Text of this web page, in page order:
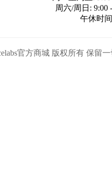
周六/周日: 9:00
午休时
官方商城 版权所有 保留一